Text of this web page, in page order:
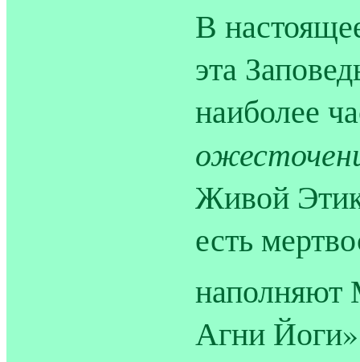
В
эта
наиболее
Живой
есть
наполняют
Агни